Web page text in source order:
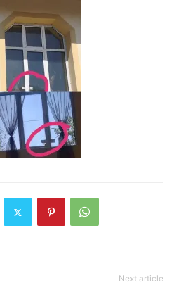
Next article